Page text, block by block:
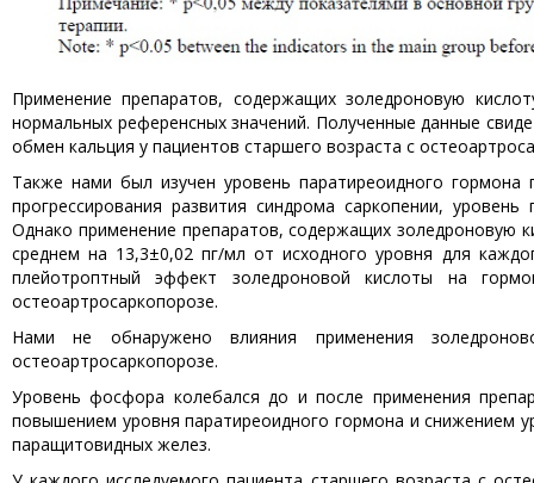
Применение препаратов, содержащих золедроновую
нормальных референсных значений. Полученные данные
обмен кальция у пациентов старшего возраста с
Также нами был изучен уровень паратиреоидного
прогрессирования развития синдрома саркопении,
Однако применение препаратов, содержащих золедроновую
среднем на 13,3±0,02 пг/мл от исходного уровня для
плейотроптный эффект золедроновой кислоты на
остеоартросаркопорозе.
Нами не обнаружено влияния применения
остеоартросаркопорозе.
Уровень фосфора колебался до и после применения
повышением уровня паратиреоидного гормона и снижением
паращитовидных желез.